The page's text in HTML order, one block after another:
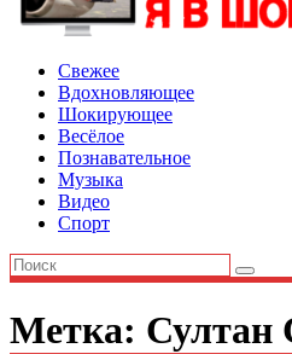
Свежее
Вдохновляющее
Шокирующее
Весёлое
Познавательное
Музыка
Видео
Спорт
Метка: Султан